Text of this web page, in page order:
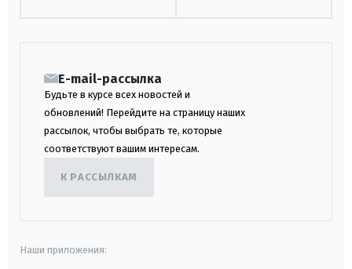
E-mail-рассылка
Будьте в курсе всех новостей и
обновлений! Перейдите на страницу наших
рассылок, чтобы выбрать те, которые
соответствуют вашим интересам.
К РАССЫЛКАМ
Наши приложения: